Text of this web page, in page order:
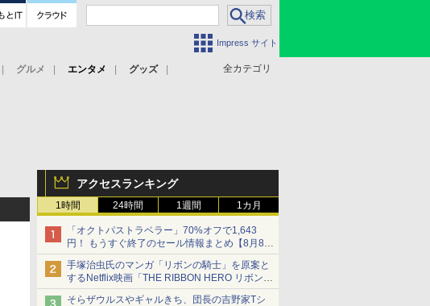
Impress サイト
全カテゴリ
グルメ エンタメ
グッズ
アクセスランキング
1時間 24時間 1週間 1カ月
「オクトパストラベラー」70%オフで1,643
円！ もうすぐ終了のセール情報まとめ【8月8日
更新】
ニンテンドーeショップでは「大神 絶景版」が
67%オフで990円
手塚治虫氏のマンガ「リボンの騎士」を原案と
するNetflix映画「THE RIBBON HERO リボンヒ
ーロー」本日配信開始
そらザウルスやギャルきち、団長の吉野家Tシ